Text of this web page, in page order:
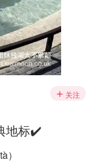
关注
地标✔️